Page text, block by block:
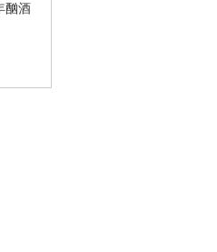
酗酒